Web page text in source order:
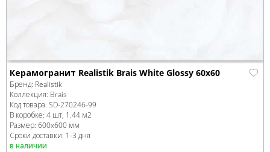
Керамогранит Realistik Brais White Glossy 60x60
Бренд: Realistik
Коллекция: Brais
Код товара: SD-270246-99
В коробке: 4 шт, 1.44 м2
Размер: 600x600 мм
Сроки доставки: 1-3 дня
в наличии